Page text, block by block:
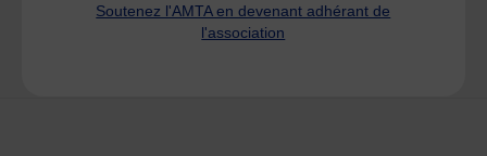
Soutenez l'AMTA en devenant adhérant de
l'association